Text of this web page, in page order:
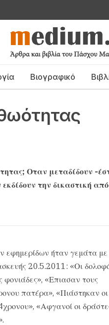
Βιογραφικό
Οταν μεταδίδουν -
την δικαστική
εφημερίδων ήταν γεμάτα με
20.5.2011: «Οι
«Επιασαν τους
πατέρα», «Πιάστηκαν οι
«Αφγανοί οι